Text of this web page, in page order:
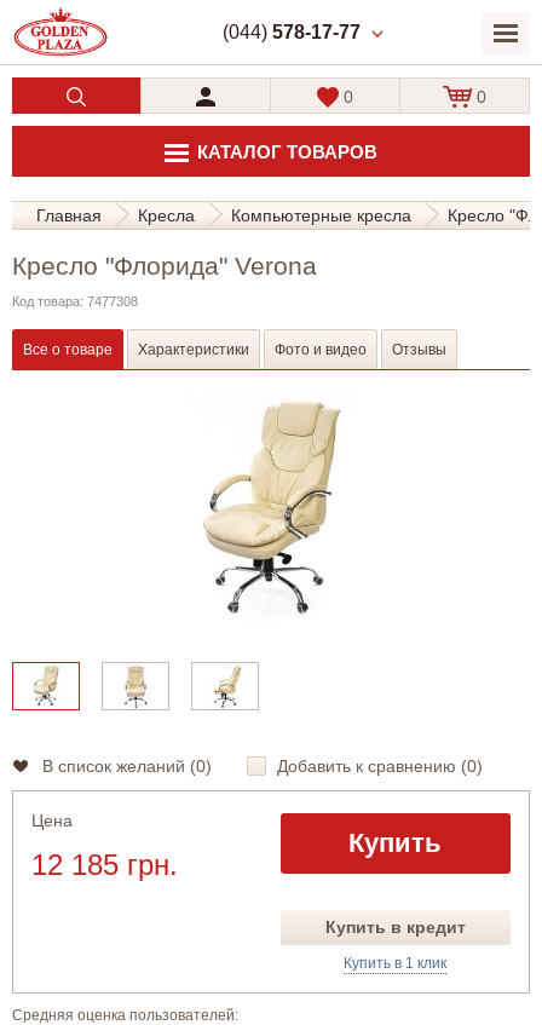
(044) 578-17-77
КАТАЛОГ ТОВАРОВ
0 0
Главная Кресла Компьютерные кресла Кресло
Кресло "Флорида" Verona
Код товара: 7477308
Все о товаре Характеристики Фото и видео Отзывы
В список желаний (0) Добавить к сравнению (0)
Цена
12 185 грн.
Купить
Купить в кредит
Купить в 1 клик
Средняя оценка пользователей: